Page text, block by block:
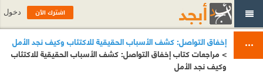
إخفاق التواصل: كشف الأسباب الحقيقية للاكتئاب وكيف نجد الأمل
> مراجعات كتاب إخفاق التواصل: كشف الأسباب الحقيقية للاكتئاب
وكيف نجد الأمل
اشترك الآن دخول